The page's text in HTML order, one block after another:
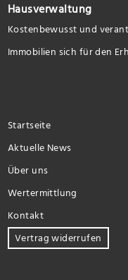
Hausverwaltung
Kostenbewusst und
Immobilien sich für den
Startseite
Aktuelle News
Über uns
Wertermittlung
Kontakt
Vertrag widerrufen